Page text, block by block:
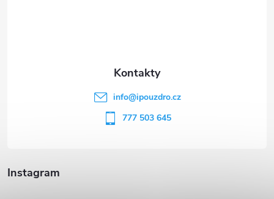
Instagram
info@ipouzdro.cz
777 503 645